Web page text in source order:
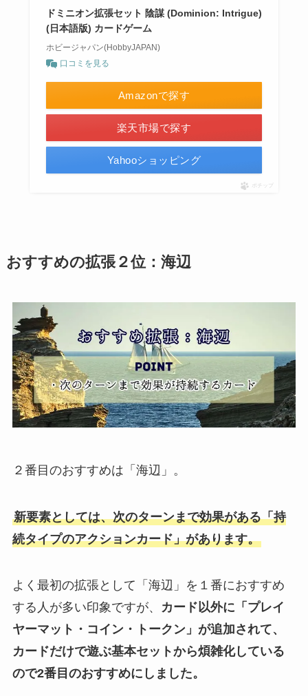
ドミニオン拡張セット 陰謀 (Dominion: Intrigue)
(日本語版) カードゲーム
ホビージャパン(HobbyJAPAN)
口コミを見る
Amazonで探す
楽天市場で探す
Yahooショッピング
ポチップ
おすすめの拡張２位：海辺
２番目のおすすめは「海辺」。
新要素としては、次のターンまで効果がある「持
続タイプのアクションカード」があります。
よく最初の拡張として「海辺」を１番におすすめ
する人が多い印象ですが、
カード以外に「プレイ
ヤーマット・コイン・トークン」が追加されて、
カードだけで遊ぶ基本セットから煩雑化している
ので2番目のおすすめにしました。